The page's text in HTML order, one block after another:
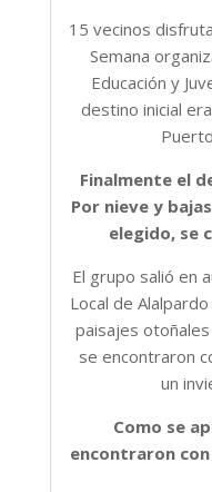
15 vecinos
Semana
Educación y
destino inicial
Finalmente el
Por nieve y
elegido, se
El grupo salió en
Local de
paisajes
se encontraron
un
Como se
encontraron